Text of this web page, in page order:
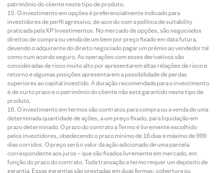
patrimônio do cliente neste tipo de produto.
O investimento em opções é preferencialmente indicado para
investidores de perfil agressivo, de acordo com a política de suitability
praticada pela XP Investimentos. No mercado de opções, são negociados
direitos de compra ou venda de um bem por preço fixado em data futura,
devendo o adquirente do direito negociado pagar um prêmio ao vendedor tal
como num acordo seguro. As operações com esses derivativos são
consideradas de risco muito alto por apresentarem altas relações de risco e
retorno e algumas posições apresentarem a possibilidade de perdas
superiores ao capital investido. A duração recomendada para o investimento
é de curto prazo e o patrimônio do cliente não está garantido neste tipo de
produto.
O investimento em termos são contratos para compra ou a venda de uma
determinada quantidade de ações, a um preço fixado, para liquidação em
prazo determinado. O prazo do contrato a Termo é livremente escolhido
pelos investidores, obedecendo o prazo mínimo de 16 dias e máximo de 999
dias corridos. O preço será o valor da ação adicionado de uma parcela
correspondente aos juros – que são fixados livremente em mercado, em
função do prazo do contrato. Toda transação a termo requer um depósito de
garantia. Essas garantias são prestadas em duas formas: cobertura ou